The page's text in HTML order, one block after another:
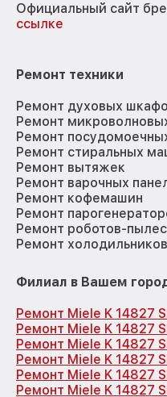
Официальный сайт
ссылке
Ремонт техники
Ремонт духовых
Ремонт
Ремонт
Ремонт стиральных
Ремонт вытяжек
Ремонт варочных
Ремонт кофемашин
Ремонт
Ремонт роботов-
Ремонт холодильников
Филиал в Вашем
Ремонт Miele K 14827
Ремонт Miele K 14827
Ремонт Miele K 14827
Ремонт Miele K 14827
Ремонт Miele K 14827
Ремонт Miele K 14827